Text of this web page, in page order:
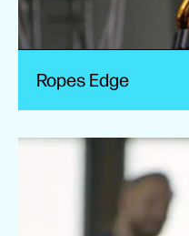
Ropes Edge
Materialise livre